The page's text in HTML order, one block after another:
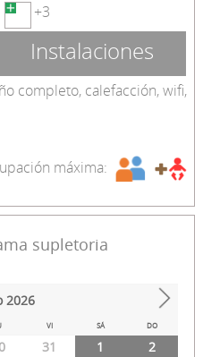
+3
Instalaciones
completo, calefacción, wifi,
máxima:
supletoria
Next
2026
VI SÁ DO
31 1
2